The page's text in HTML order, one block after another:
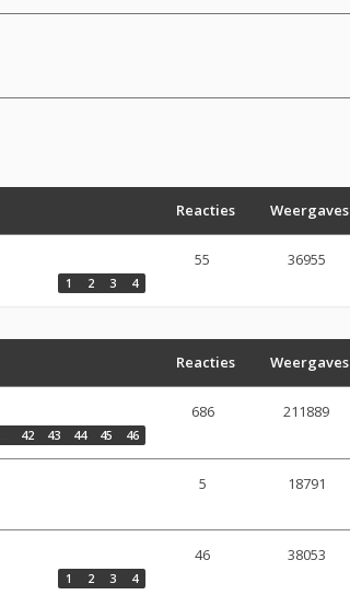
Reacties Weergaves
1 2 3 4
55 36955
Reacties Weergaves
42 43 44 45 46
686 211889
5 18791
1 2 3 4
46 38053